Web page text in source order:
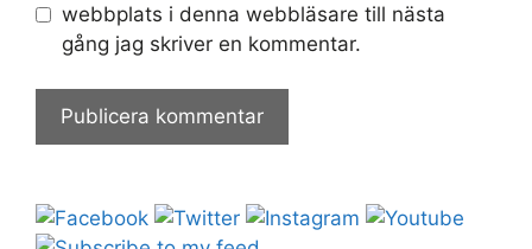
webbplats i denna webbläsare till nästa
gång jag skriver en kommentar.